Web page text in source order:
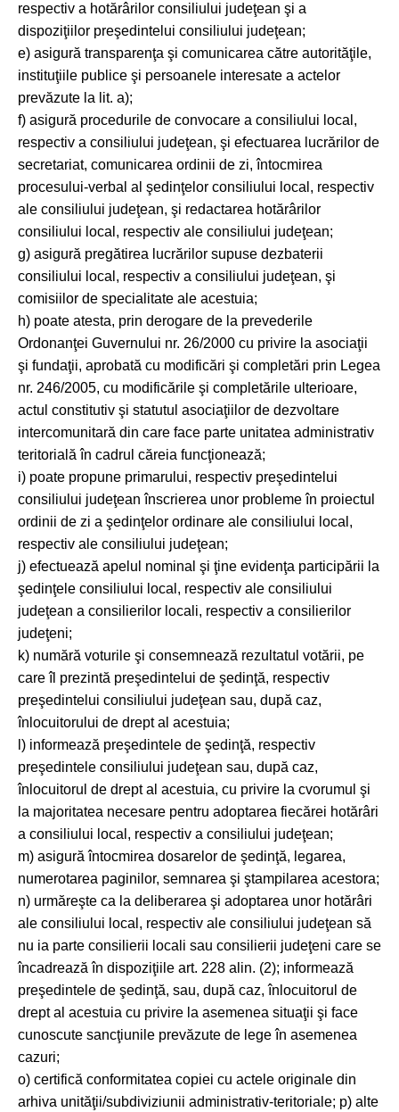
respectiv a hotărârilor consiliului judeţean şi a
dispoziţiilor preşedintelui consiliului judeţean;
e) asigură transparenţa şi comunicarea către autorităţile,
instituţiile publice şi persoanele interesate a actelor
prevăzute la lit. a);
f) asigură procedurile de convocare a consiliului local,
respectiv a consiliului judeţean, şi efectuarea lucrărilor de
secretariat, comunicarea ordinii de zi, întocmirea
procesului-verbal al şedinţelor consiliului local, respectiv
ale consiliului judeţean, şi redactarea hotărârilor
consiliului local, respectiv ale consiliului judeţean;
g) asigură pregătirea lucrărilor supuse dezbaterii
consiliului local, respectiv a consiliului judeţean, şi
comisiilor de specialitate ale acestuia;
h) poate atesta, prin derogare de la prevederile
Ordonanţei Guvernului nr. 26/2000 cu privire la asociaţii
şi fundaţii, aprobată cu modificări şi completări prin Legea
nr. 246/2005, cu modificările şi completările ulterioare,
actul constitutiv şi statutul asociaţiilor de dezvoltare
intercomunitară din care face parte unitatea administrativ
teritorială în cadrul căreia funcţionează;
i) poate propune primarului, respectiv preşedintelui
consiliului judeţean înscrierea unor probleme în proiectul
ordinii de zi a şedinţelor ordinare ale consiliului local,
respectiv ale consiliului judeţean;
j) efectuează apelul nominal şi ţine evidenţa participării la
şedinţele consiliului local, respectiv ale consiliului
judeţean a consilierilor locali, respectiv a consilierilor
judeţeni;
k) numără voturile şi consemnează rezultatul votării, pe
care îl prezintă preşedintelui de şedinţă, respectiv
preşedintelui consiliului judeţean sau, după caz,
înlocuitorului de drept al acestuia;
l) informează preşedintele de şedinţă, respectiv
preşedintele consiliului judeţean sau, după caz,
înlocuitorul de drept al acestuia, cu privire la cvorumul şi
la majoritatea necesare pentru adoptarea fiecărei hotărâri
a consiliului local, respectiv a consiliului judeţean;
m) asigură întocmirea dosarelor de şedinţă, legarea,
numerotarea paginilor, semnarea şi ştampilarea acestora;
n) urmăreşte ca la deliberarea şi adoptarea unor hotărâri
ale consiliului local, respectiv ale consiliului judeţean să
nu ia parte consilierii locali sau consilierii judeţeni care se
încadrează în dispoziţiile art. 228 alin. (2); informează
preşedintele de şedinţă, sau, după caz, înlocuitorul de
drept al acestuia cu privire la asemenea situaţii şi face
cunoscute sancţiunile prevăzute de lege în asemenea
cazuri;
o) certifică conformitatea copiei cu actele originale din
arhiva unităţii/subdiviziunii administrativ-teritoriale; p) alte